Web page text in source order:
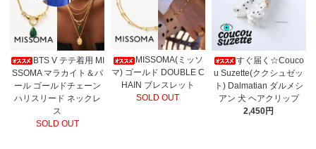
BTS V テテ着用 MI
SSOMA マラカイト＆パ
ール ゴールドチェーン
ハリスリード ネックレ
ス
SOLD OUT
MISSOMA(ミッソ
マ) ゴールド DOUBLE C
HAIN ブレスレット
SOLD OUT
すぐ届く☆Couco
u Suzette(ククシュゼッ
ト) Dalmatian ダルメシ
アン 犬 ヘアクリップ
2,450円